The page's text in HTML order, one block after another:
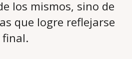
los mismos, sino de
que logre reflejarse